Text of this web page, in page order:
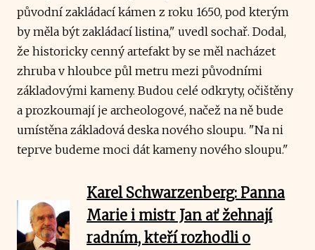
původní zakládací kámen z roku 1650, pod kterým
by měla být zakládací listina," uvedl sochař. Dodal,
že historicky cenný artefakt by se měl nacházet
zhruba v hloubce půl metru mezi původními
základovými kameny. Budou celé odkryty, očištěny
a prozkoumají je archeologové, načež na ně bude
umístěna základová deska nového sloupu. "Na ni
teprve budeme moci dát kameny nového sloupu."
Karel Schwarzenberg: Panna
Marie i mistr Jan ať žehnají
radním, kteří rozhodli o